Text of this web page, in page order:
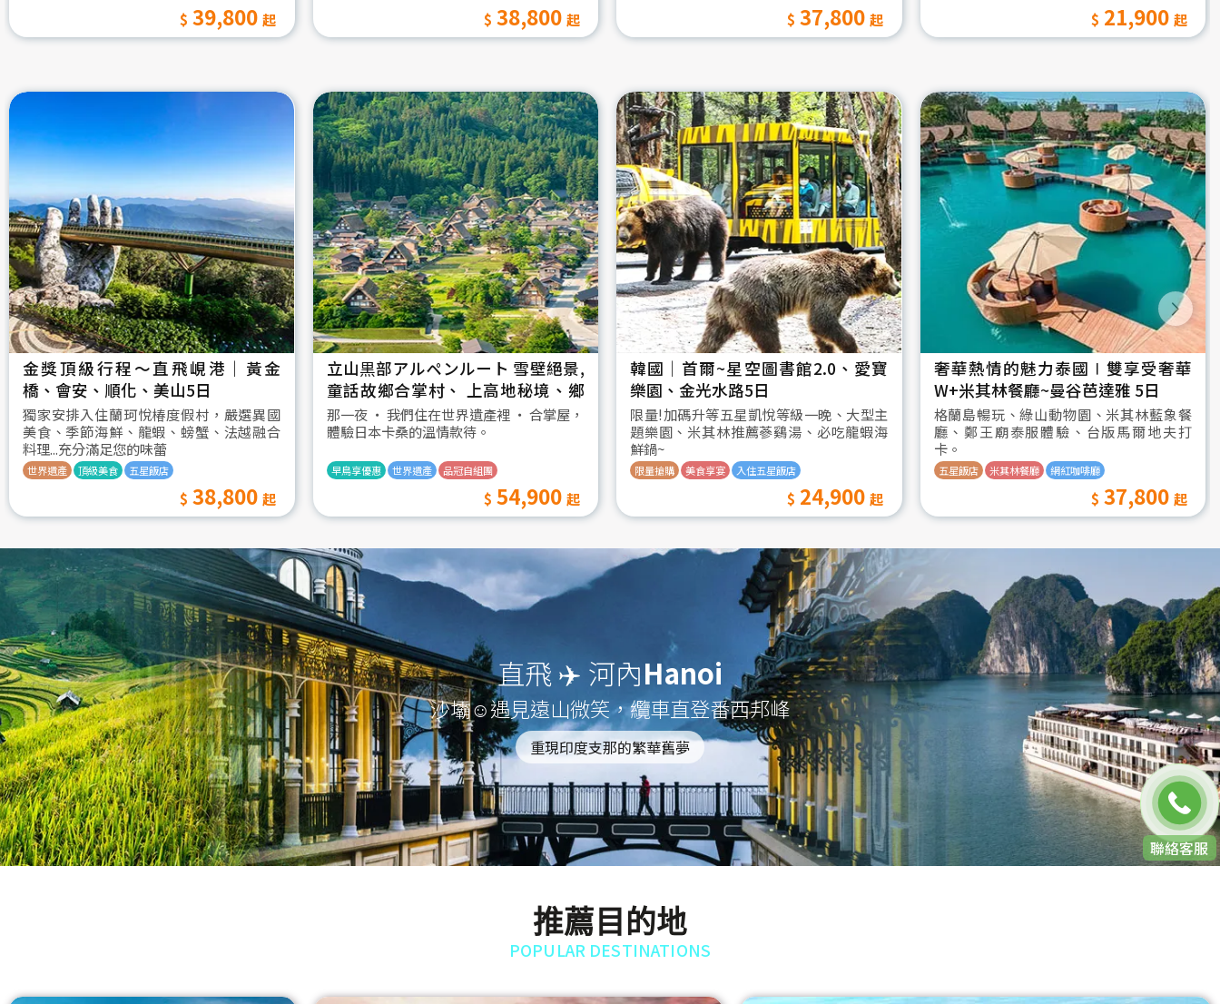
39,800 38,800 37,800 21,900
金獎頂級行程～直飛峴港｜黃金
橋、會安、順化、美山5日
獨家安排入住蘭珂悅椿度假村，嚴選異國
美食、季節海鮮、龍蝦、螃蟹、法越融合
料理...充分滿足您的味蕾
世界遺產 頂級美食 五星飯店
38,800
立山黒部アルペンルート 雪壁絕景,
童話故鄉合掌村、 上高地秘境、鄉
村古街町5日
那一夜 ‧ 我們住在世界遺產裡 ‧ 合掌屋，
體驗日本卡桑的溫情款待。
早鳥享優惠 世界遺產 品冠自組團
54,900
韓國│首爾~星空圖書館2.0、愛寶
樂園、金光水路5日
限量!加碼升等五星凱悅等級一晚、大型主
題樂園、米其林推薦蔘鷄湯、必吃龍蝦海
鮮鍋~
限量搶購 美食享宴 入住五星飯店
24,900
奢華熱情的魅力泰國∣雙享受奢華
W+米其林餐廳~曼谷芭達雅 5日
格蘭島暢玩、綠山動物園、米其林藍象餐
廳、鄭王廟泰服體驗、台版馬爾地夫打
卡。
五星飯店 米其林餐廳 網紅咖啡廳
37,800
直飛 ✈️ 河內Hanoi
沙壩☺遇見遠山微笑，纜車直登番西邦峰
重現印度支那的繁華舊夢
推薦目的地
POPULAR DESTINATIONS
聯絡客服
免費通話